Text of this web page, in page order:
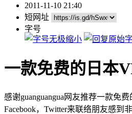
2011-11-10 21:40
短网址
字号
一款免费的日本
感谢guanguangua网友推荐一款免
Facebook，Twitter来联络朋友感到